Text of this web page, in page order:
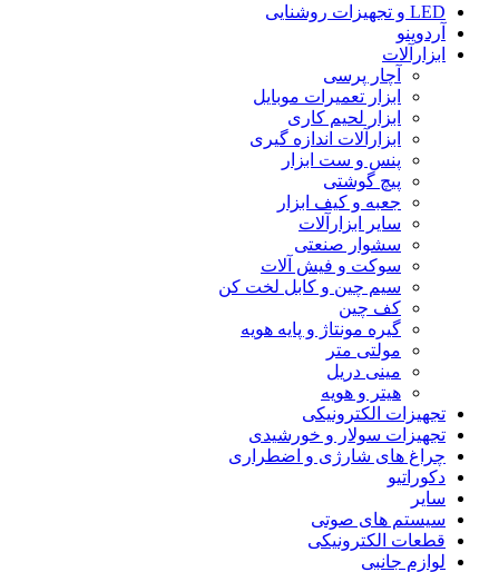
LED و تجهیزات روشنایی
آردوینو
ابزارآلات
آچار پرسی
ابزار تعمیرات موبایل
ابزار لحیم کاری
ابزارآلات اندازه گیری
پنس و ست ابزار
پیچ گوشتی
جعبه و کیف ابزار
سایر ابزارآلات
سشوار صنعتی
سوکت و فیش آلات
سیم چین و کابل لخت کن
کف چین
گیره مونتاژ و پایه هویه
مولتی متر
مینی دریل
هیتر و هویه
تجهیزات الکترونیکی
تجهیزات سولار و خورشیدی
چراغ های شارژی و اضطراری
دکوراتیو
سایر
سیستم های صوتی
قطعات الکترونیکی
لوازم جانبی